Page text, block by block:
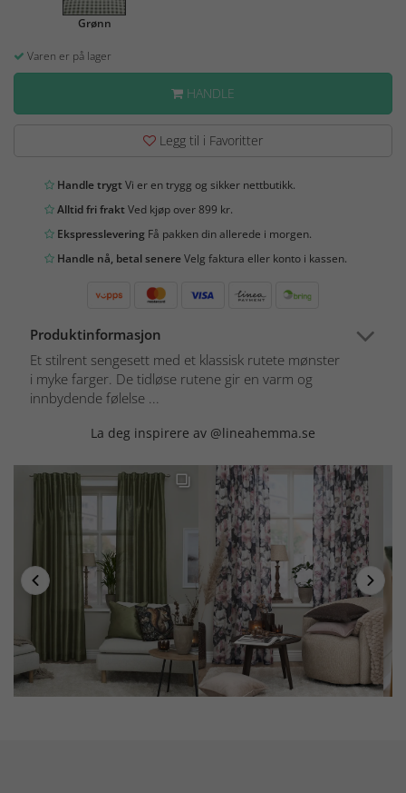
Grønn
Varen er på lager
HANDLE
Legg til i Favoritter
Handle trygtVi er en trygg og sikker nettbutikk.
Alltid fri fraktVed kjøp over 899 kr.
Ekspresslevering Få pakken din allerede i morgen.
Handle nå, betal senereVelg faktura eller konto i kassen.
Produktinformasjon
Et stilrent sengesett med et klassisk rutete mønster
i myke farger. De tidløse rutene gir en varm og
innbydende følelse ...
La deg inspirere av @lineahemma.se